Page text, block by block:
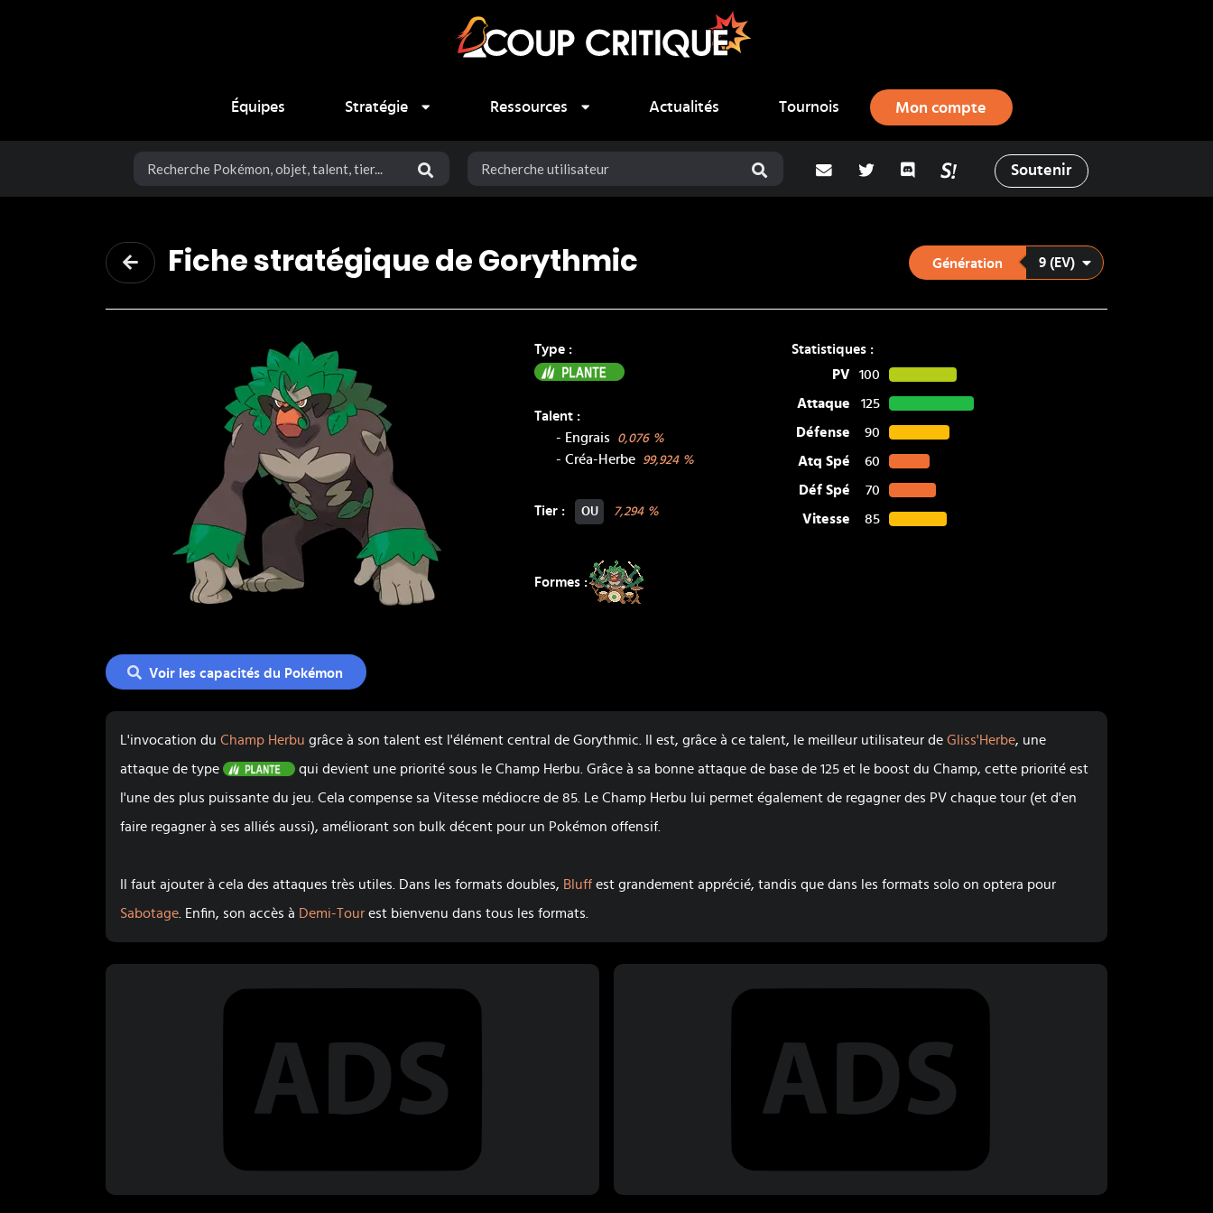
Équipes
Stratégie Ressources Actualités Tournois Mon compte
adresse email
Twitter DiscordLa Salty Room sur Pokémon
Soutenir
Fiche stratégique de Gorythmic Génération 9 (EV)
Type :
Plante
Talent :
- Engrais 0,076%
- Créa-Herbe 99,924%
Tier : OU 7,294%
Formes :
Statistiques :
PV
100
Attaque
125
Défense
90
Atq Spé
60
Déf Spé
70
Vitesse
85
Voir les capacités du Pokémon
L'invocation du Champ Herbu grâce à son talent est l'élément central de Gorythmic. Il est, grâce à ce talent, le meilleur utilisateur de Gliss'Herbe, une
attaque de type
Plante
qui devient une priorité sous le Champ Herbu. Grâce à sa bonne attaque de base de 125 et le boost du Champ, cette priorité est
l'une des plus puissante du jeu. Cela compense sa Vitesse médiocre de 85. Le Champ Herbu lui permet également de regagner des PV chaque tour (et d'en
faire regagner à ses alliés aussi), améliorant son bulk décent pour un Pokémon offensif.
Il faut ajouter à cela des attaques très utiles. Dans les formats doubles, Bluff est grandement apprécié, tandis que dans les formats solo on optera pour
Sabotage . Enfin, son accès à Demi-Tour est bienvenu dans tous les formats.